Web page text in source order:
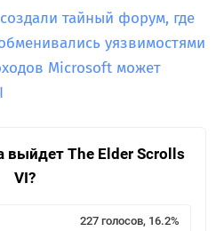
тайный форум, где
уязвимостями
Microsoft может
выйдет The Elder Scrolls
VI?
227 голосов, 16.2%